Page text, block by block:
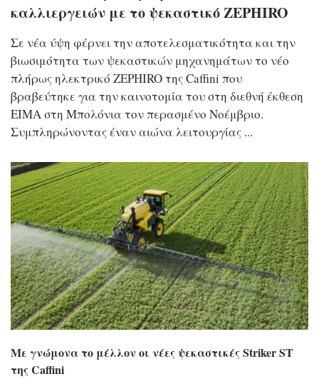
καλλιεργειών με το ψεκαστικό ZEPHIRO
Σε νέα ύψη φέρνει την αποτελεσματικότητα και την
βιωσιμότητα των ψεκαστικών μηχανημάτων το νέο
πλήρως ηλεκτρικό ZEPHIRO της Caffini που
βραβεύτηκε για την καινοτομία του στη διεθνή έκθεση
EIMA στη Μπολόνια τον περασμένο Νοέμβριο.
Συμπληρώνοντας έναν αιώνα λειτουργίας ...
Με γνώμονα το μέλλον οι νέες ψεκαστικές Striker ST
της Caffini